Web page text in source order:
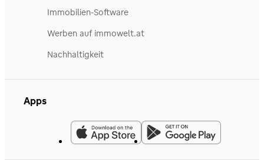
Immobilien-Software
Werben auf immowelt.at
Nachhaltigkeit
Apps